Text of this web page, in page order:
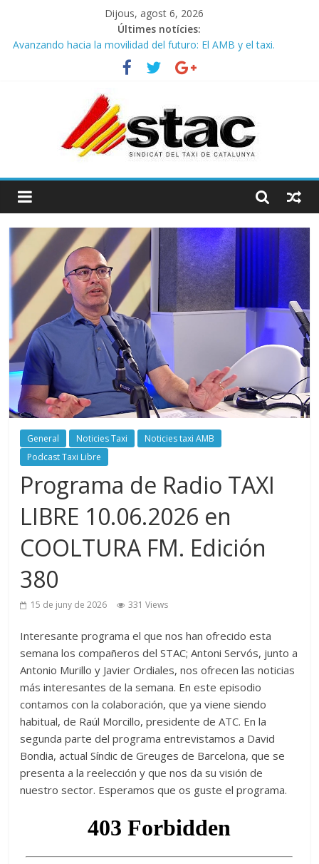
Dijous, agost 6, 2026
Últimes notícies:
Avanzando hacia la movilidad del futuro: El AMB y el taxi.
Programa de Radio TAXI LIBRE 29.07.2026 en COOLTURA FM.
STAC/ATC SOLICITAN TAULA TÈCNICA PARA MEJORAR LA
OPERATIVA DE ENTRADA EN EL PUERTO DE BARCELONA.
Programa de Radio TAXI LIBRE 22.07.2026 en COOLTURA FM.
Edición 385
COMUNICADO CONJUNTO STAC – ATC
General Noticies Taxi
Noticies taxi AMB
Podcast Taxi Libre
Programa de Radio TAXI
LIBRE 10.06.2026 en
COOLTURA FM. Edición
380
15 de juny de 2026 331 Views
Interesante programa el que nos han ofrecido esta
semana los compañeros del STAC; Antoni Servós, junto a
Antonio Murillo y Javier Ordiales, nos ofrecen las noticias
más interesantes de la semana. En este episodio
contamos con la colaboración, que ya viene siendo
habitual, de Raúl Morcillo, presidente de ATC. En la
segunda parte del programa entrevistamos a David
Bondia, actual Síndic de Greuges de Barcelona, que se
presenta a la reelección y que nos da su visión de
nuestro sector. Esperamos que os guste el programa.